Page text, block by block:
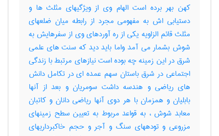
کهن بهر برده است الهام وی از ویژگیهای مثلث ها و
دستیابی اش به مفهومی مجرد از رابطه میان ضلعهای
مثلث قائم الزاویه یکی از ره آوردهای وی از سفرهایش به
شوش بشمار می آمد واما باید دید که سنت های علمی
شرق در این زمینه چه بوده است نیازهای مرتبط با زندگی
اجتماعی در شرق باستان سهم عمده ای در تکامل دانش
های ریاضی و هندسه داشت سومریان و بعد از آنها
بابلیان و همزمان با هر دوی آنها ریاضی دانان و کاتبان
معابد شوش ، به قواعد مربوط به تعیین سطح زمینهای
مزروعی و تودههای سنگ و آجر و حجم خاکبرداریهای